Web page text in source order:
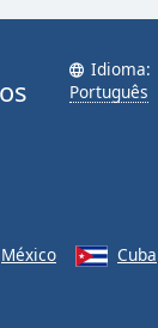
Idioma:
Português
México Cuba